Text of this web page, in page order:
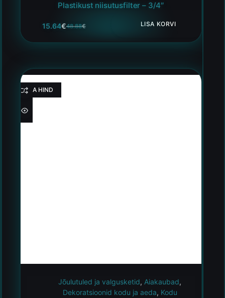
Plastikust niisutusfilter – 3/4″
48.88€
15.64€ LISA KORVI
HEA HIND
Jõulutuled ja valgusketid, Aiakaubad,
Dekoratsioonid kodu ja aeda, Kodu